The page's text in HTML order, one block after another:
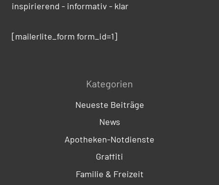
inspirierend - informativ - klar
[mailerlite_form form_id=1]
Kategorien
Neueste Beiträge
News
Apotheken-Notdienste
Graffiti
Familie & Freizeit